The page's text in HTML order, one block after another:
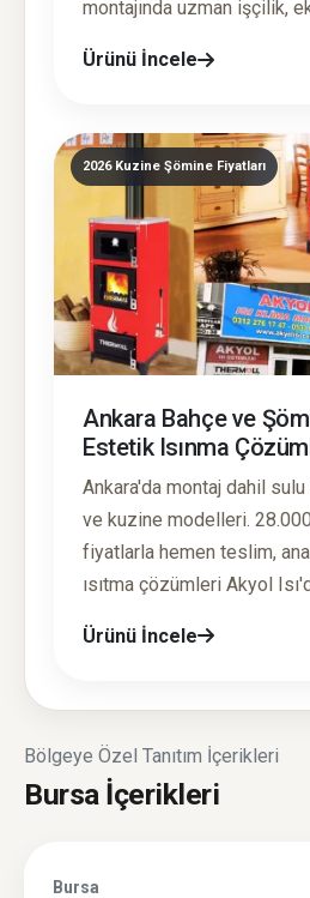
montajında uzman işçilik,
Ürünü İncele
2026 Kuzine Şömine Fiyatları
Ankara Bahçe ve
Estetik Isınma
Ankara'da montaj dahil
ve kuzine modelleri.
fiyatlarla hemen teslim,
ısıtma çözümleri Akyol
Ürünü İncele
Bölgeye Özel Tanıtım İçerikleri
Bursa İçerikleri
Bursa